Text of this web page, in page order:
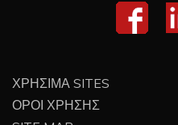
ΧΡΗΣΙΜΑ SITES
ΟΡΟΙ ΧΡΗΣΗΣ